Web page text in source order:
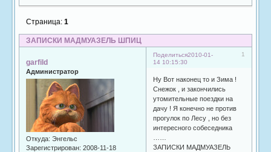
ЗАПИСКИ МАДМУАЗЕЛЬ ШПИЦ
Страница:1
Поделиться 1
2010-01-
14 10:15:30
garfild
Администратор
Откуда: Энгельс
Зарегистрирован: 2008-11-18
Ну Вот наконец то и Зима !
Снежок , и закончились
утомительные поездки на
дачу ! Я конечно не против
прогулок по Лесу , но без
интересного собеседника
ЗАПИСКИ МАДМУАЗЕЛЬ